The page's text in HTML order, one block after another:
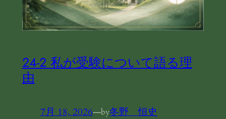
24‐2 私が受験について語る理
由
7月 18, 2026—by冬野 恒史